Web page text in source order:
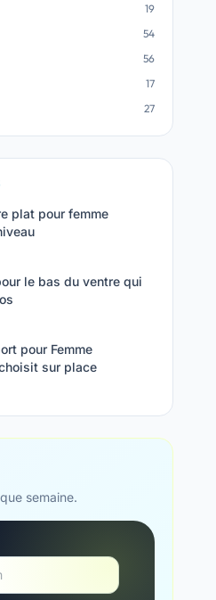
19
54
56
17
27
plat pour femme
le bas du ventre qui
pour Femme
sur place
semaine.